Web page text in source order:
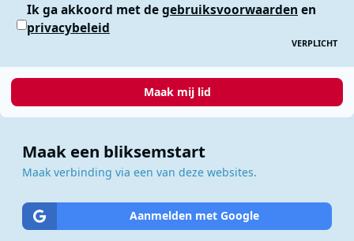
Ik ga akkoord met degebruiksvoorwaarden en
privacybeleid
VERPLICHT
Maak mij lid
Maak een bliksemstart
Maak verbinding via een van deze websites.
Aanmelden met Google